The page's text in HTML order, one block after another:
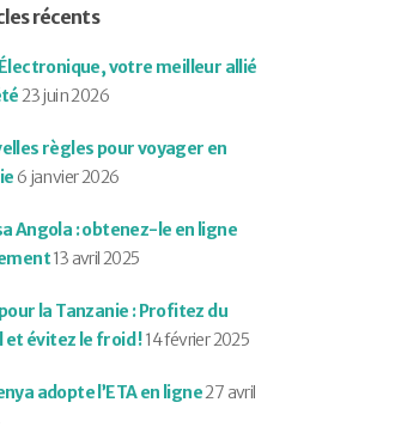
récents
votre meilleur allié
23 juin 2026
règles pour voyager en
6 janvier 2026
Angola : obtenez-le en ligne
13 avril 2025
la Tanzanie : Profitez du
et évitez le froid !14 février 2025
adopte l’ETA en ligne27 avril